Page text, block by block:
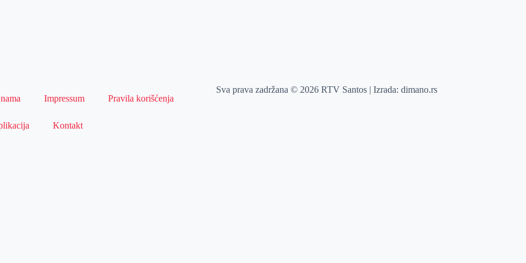
Impressum Pravila korišćenja
Kontakt
Sva prava zadržana © 2026 RTV Santos | Izrada:dimano.rs